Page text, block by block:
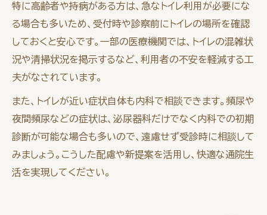
特に高齢者や持病がある方は、急なトイレ利用が必要にな
る場合も多いため、受付時や診察前にトイレの場所を確認
しておくと安心です。一部の医療機関では、トイレの混雑状
況や清掃状況を掲示するなど、利用者の不安を軽減する工
夫がなされています。
また、トイレが近い症状自体も内科で相談できます。頻尿や
夜間頻尿などの症状は、泌尿器科だけでなく内科での初期
診断が可能な場合も多いので、遠慮せず受診時に相談して
みましょう。こうした配慮や新提案を活用し、快適な通院生
活を実現してください。